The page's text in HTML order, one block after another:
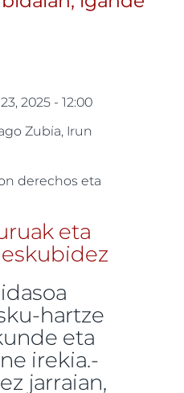
2025 - 12:00
Zubia, Irun
derechos eta
hartze
eta
irekia.-
jarraian,